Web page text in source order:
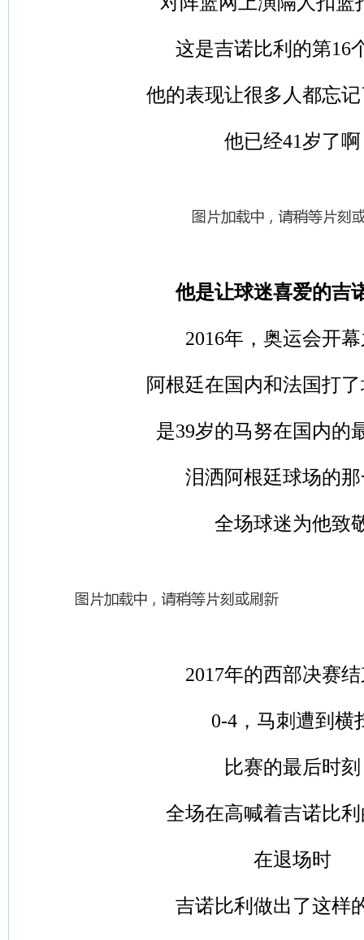
这是吉诺比利的第16
他的表现让很多人都忘
他已经41岁了啊
他是让球迷喜爱的吉
2016年，奥运会开
阿根廷在国内和法国打
是39岁的马努在国内的
泪洒阿根廷球场的
全场球迷为他致
2017年的西部决赛
0-4，马刺遭到横
比赛的最后时刻
全场在高喊着吉诺比
在退场时
吉诺比利做出了这样